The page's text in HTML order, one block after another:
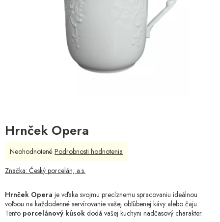
Hrnček Opera
Hrnček Opera je vďaka svojmu precíznemu spracovaniu ideálnou
voľbou na každodenné servírovanie vašej obľúbenej kávy alebo čaju.
Tento porcelánový kúsok dodá vašej kuchyni nadčasový charakter.
Priemerné
produktu
z
5
hviezdičiek.
Neohodnotené Podrobnosti hodnotenia
Značka: Český porcelán, a.s.